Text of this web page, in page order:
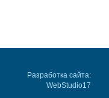
Разработка сайта:
WebStudio17